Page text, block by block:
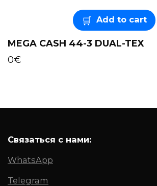
Add to cart
MEGA CASH 44-3 DUAL-TEX
0€
Связаться с нами:
WhatsApp
Telegram